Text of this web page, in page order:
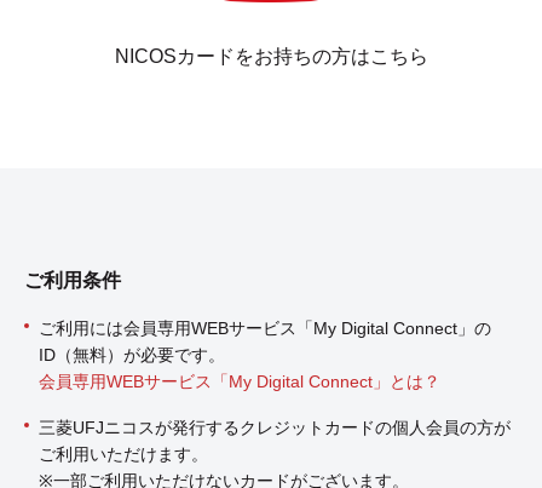
NICOSカードをお持ちの方はこちら
ご利用条件
ご利用には会員専用WEBサービス「My Digital Connect」の
ID（無料）が必要です。
会員専用WEBサービス「My Digital Connect」とは？
三菱UFJニコスが発行するクレジットカードの個人会員の方が
ご利用いただけます。
※一部ご利用いただけないカードがございます。